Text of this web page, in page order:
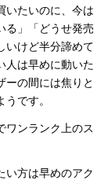
いたいのに、今は
る」「どうせ発売
いけど半分諦めて
人は早めに動いた
ーの間には焦りと
です。
ンランク上のス
方は早めのアク